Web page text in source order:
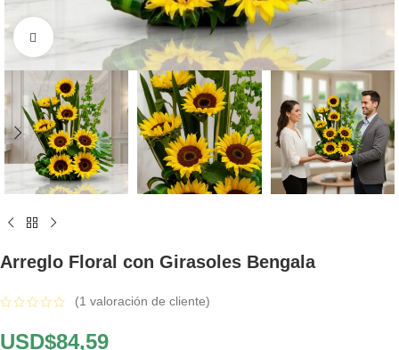
Click to enlarge
Arreglo Floral con Girasoles Bengala
(1 valoración de cliente)
USD$84,59